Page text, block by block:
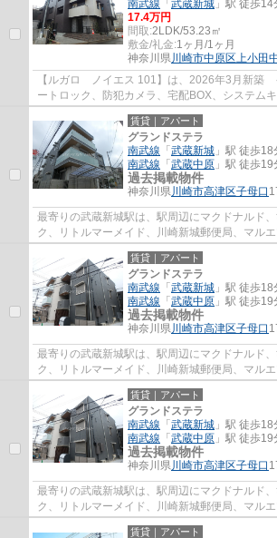
南武線 「 武蔵新城 」駅 徒歩14
17.4万円
間取:2LDK/53.23㎡
敷金/礼金:1ヶ月/1ヶ月
神奈川県川崎市中原区上小田
【ルガロ ノイエス 101】は、2026年3月新築
ートロック、防犯カメラ、宅配BOX、システム
洗髪洗面台、追焚、温水洗浄便座、バス乾燥等...
賃貸｜アパート
グランドステラ
南武線 「 武蔵新城 」駅 徒歩18
南武線 「 武蔵中原 」駅 徒歩19
過去掲載物件
神奈川県川崎市高津区子母口
最寄りの武蔵新城駅は、駅周辺にマクドナルド
ク、リトルマーメイド、川崎新城郵便局、マル
ン★ドゥ、文教堂書店、コージーコーナーなど...
賃貸｜アパート
グランドステラ
南武線 「 武蔵新城 」駅 徒歩18
南武線 「 武蔵中原 」駅 徒歩19
過去掲載物件
神奈川県川崎市高津区子母口
最寄りの武蔵新城駅は、駅周辺にマクドナルド
ク、リトルマーメイド、川崎新城郵便局、マル
ン★ドゥ、文教堂書店、コージーコーナーなど...
賃貸｜アパート
グランドステラ
南武線 「 武蔵新城 」駅 徒歩18
南武線 「 武蔵中原 」駅 徒歩19
過去掲載物件
神奈川県川崎市高津区子母口
最寄りの武蔵新城駅は、駅周辺にマクドナルド
ク、リトルマーメイド、川崎新城郵便局、マル
ン★ドゥ、文教堂書店、コージーコーナーなど...
賃貸｜アパート